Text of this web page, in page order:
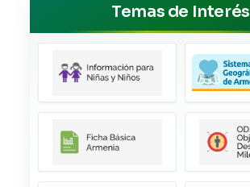
Temas de Interés